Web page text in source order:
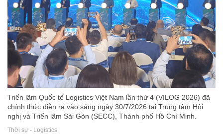
Triển lãm Quốc tế Logistics Việt Nam lần thứ 4 (VILOG 2026) đã
chính thức diễn ra vào sáng ngày 30/7/2026 tại Trung tâm Hội
nghị và Triển lãm Sài Gòn (SECC), Thành phố Hồ Chí Minh.
Thời sự - Logistics